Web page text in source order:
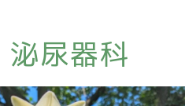
泌尿器科